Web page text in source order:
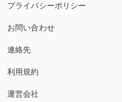
プライバシーポリシー
お問い合わせ
連絡先
利用規約
運営会社